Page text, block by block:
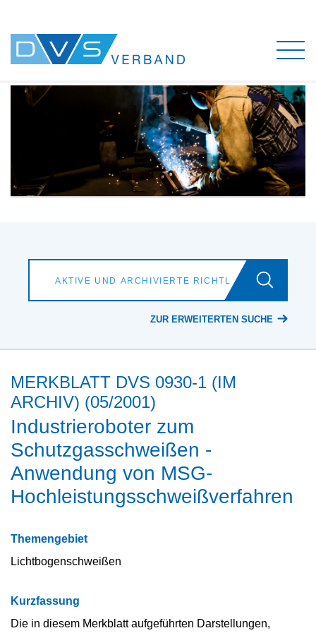
ZUR ERWEITERTEN SUCHE
MERKBLATT DVS 0930-1 (IM
ARCHIV) (05/2001)
Industrieroboter zum
Schutzgasschweißen -
Anwendung von MSG-
Hochleistungsschweißverfahren
Themengebiet
Lichtbogenschweißen
Kurzfassung
Die in diesem Merkblatt aufgeführten Darstellungen,